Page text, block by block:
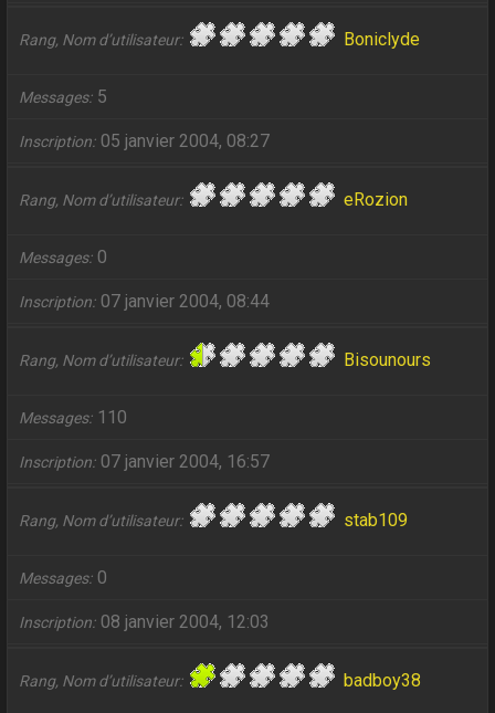
Rang, Nom d’utilisateur Boniclyde
Messages 5
Inscription 05 janvier 2004, 08:27
Rang, Nom d’utilisateur eRozion
Messages 0
Inscription 07 janvier 2004, 08:44
Rang, Nom d’utilisateur Bisounours
Messages 110
Inscription 07 janvier 2004, 16:57
Rang, Nom d’utilisateur stab109
Messages 0
Inscription 08 janvier 2004, 12:03
Rang, Nom d’utilisateur badboy38